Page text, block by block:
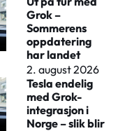
Grok –
Sommerens
oppdatering
har landet
2. august 2026
Tesla endelig
med Grok-
integrasjon i
Norge – slik blir